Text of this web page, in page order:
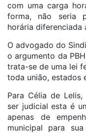
com uma carga
forma, não seria
horária diferenciada
O advogado do
o argumento da
trata-se de uma lei
toda união, estados
Para Célia de
ser judicial esta é
apenas de
municipal para